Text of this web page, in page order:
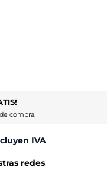
compra.
IVA
redes